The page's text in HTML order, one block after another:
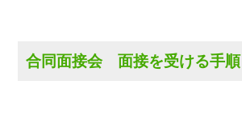
合同面接会 面接を受ける手順